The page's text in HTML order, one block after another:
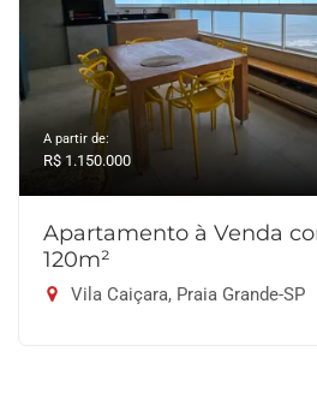
A partir de:
R$ 1.150.000
Apartamento à Venda
120m²
Vila Caiçara, Praia Grande-SP